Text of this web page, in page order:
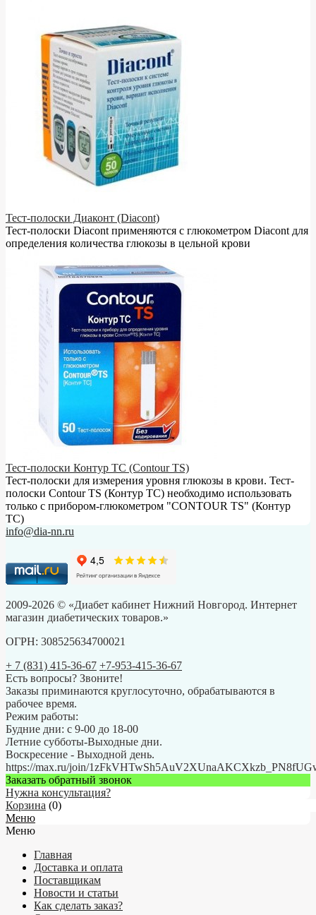
Тест-полоски Диаконт (Diacont)
Тест-полоски Diacont применяются с глюкометром Diacont для
определения количества глюкозы в цельной крови
Тест-полоски Контур ТС (Contour TS)
Тест-полоски для измерения уровня глюкозы в крови. Тест-
полоски Contour TS (Контур ТС) необходимо использовать
только с прибором-глюкометром "CONTOUR TS" (Контур
ТС)
info@dia-nn.ru
2009-2026 © «Диабет кабинет Нижний Новгород. Интернет
магазин диабетических товаров.»
ОГРН: 308525634700021
+ 7 (831) 415-36-67 +7-953-415-36-67
Есть вопросы? Звоните!
Заказы приминаются круглосуточно, обрабатываются в
рабочее время.
Режим работы:
Будние дни: с 9-00 до 18-00
Летние субботы-Выходные дни.
Воскресение - Выходной день.
https://max.ru/join/
Заказать обратный звонок
Нужна консультация?
Корзина (0)
Меню
Меню
Главная
Доставка и оплата
Поставщикам
Новости и статьи
Как сделать заказ?